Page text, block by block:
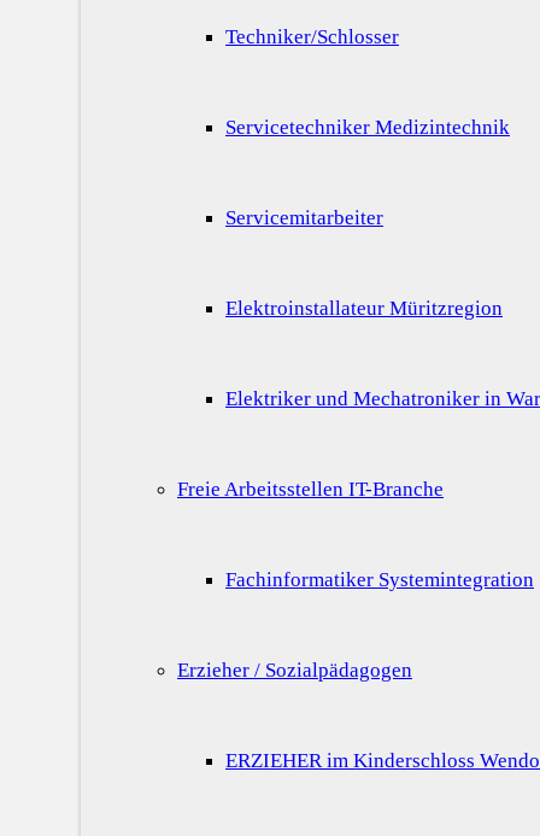
Techniker/Schlosser
Servicetechniker Medizintechnik
Servicemitarbeiter
Elektroinstallateur Müritzregion
Elektriker und Mechatroniker in
Freie Arbeitsstellen IT-Branche
Fachinformatiker Systemintegration
Erzieher / Sozialpädagogen
ERZIEHER im Kinderschloss